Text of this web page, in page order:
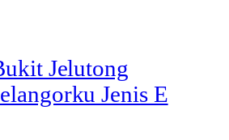
Jelutong
Jenis E